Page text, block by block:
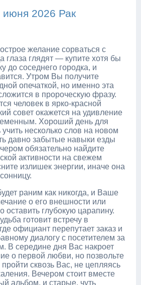
июня 2026 Рак
желание сорваться с
глаза глядят — купите хотя бы
до соседнего городка, и
Утром Вы получите
опечаткой, но именно эта
в пророческую фразу.
человек в ярко-красной
совет окажется на удивление
Хороший день для
учить несколько слов на новом
давно забытые навыки езды
обязательно найдите
активности на свежем
излишек энергии, иначе она
раним как никогда, и Ваше
о его внешности или
оставить глубокую царапину.
готовит встречу в
официант перепутает заказ и
диалогу с посетителем за
В середине дня Вас накроет
о первой любви, но позвольте
сквозь Вас, не цепляясь
Вечером стоит вместе
альбом, и старые, чуть